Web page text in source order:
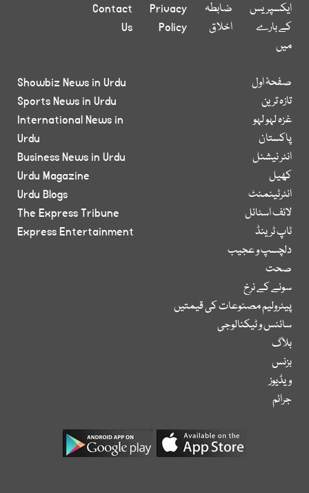
ایکسپریس
کے بارے
میں
ضابطہ
اخلاق
Privacy
Policy
Contact
Us
صفحۂ اول
تازہ ترین
غزہ لہو لہو
پاکستان
انٹر نیشنل
کھیل
انٹرٹینمنٹ
لائف اسٹائل
ٹاپ ٹرینڈ
دلچسپ و عجیب
صحت
سونے کے نرخ
پیٹرولیم مصنوعات کی قیمتیں
سائنس و ٹیکنالوجی
بلاگ
بزنس
ویڈیوز
جرائم
Showbiz News in Urdu
Sports News in Urdu
International News in
Urdu
Business News in Urdu
Urdu Magazine
Urdu Blogs
The Express Tribune
Express Entertainment